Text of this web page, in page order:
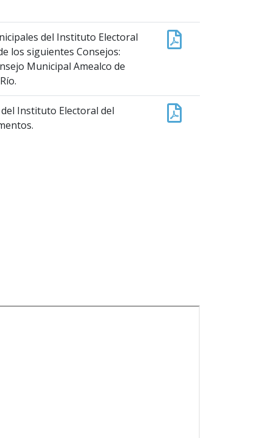
del Instituto Electoral
los siguientes Consejos:
Municipal Amealco de
Instituto Electoral del